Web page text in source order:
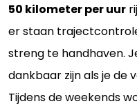
50 kilometer per uur
er staan
streng te handhaven.
dankbaar zijn als je de
Tijdens de weekends